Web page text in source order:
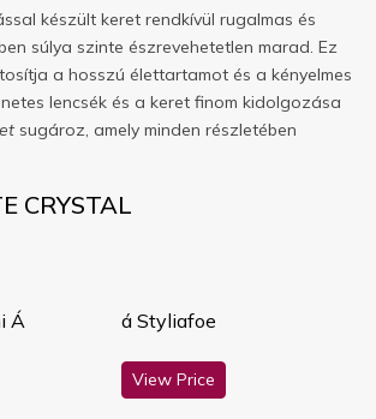
készült keret rendkívül rugalmas és
súlya szinte észrevehetetlen marad. Ez
a hosszú élettartamot és a kényelmes
lencsék és a keret finom kidolgozása
sugároz, amely minden részletében
CRYSTAL
Á á Styliafoe
View Price